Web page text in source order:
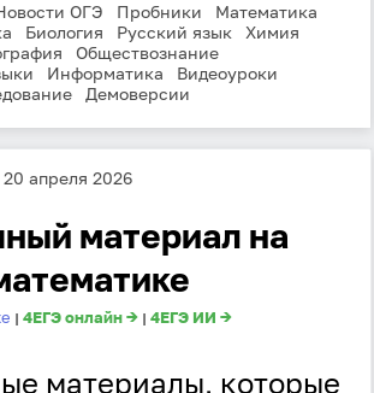
ОГЭ Пробники
Математика
Биология Русский язык
Химия
Обществознание
Информатика
Видеоуроки
Демоверсии
20 апреля 2026
материал на
| 4ЕГЭ онлайн → | 4ЕГЭ ИИ →
материалы, которые